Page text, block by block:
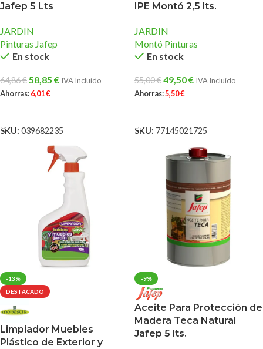
Jafep 5 Lts
JARDIN
Pinturas Jafep
En stock
64,86€58,85 € IVA Incluido
Ahorras:6,01€
SKU: 039682235
IPE Montó 2,5 lts.
JARDIN
Montó Pinturas
En stock
55,00€49,50€ IVA Incluido
Ahorras:5,50€
SKU: 77145021725
-13%
DESTACADO
Limpiador Muebles
Plástico de Exterior y
-9%
Aceite Para Protección de
Madera Teca Natural
Jafep 5 lts.